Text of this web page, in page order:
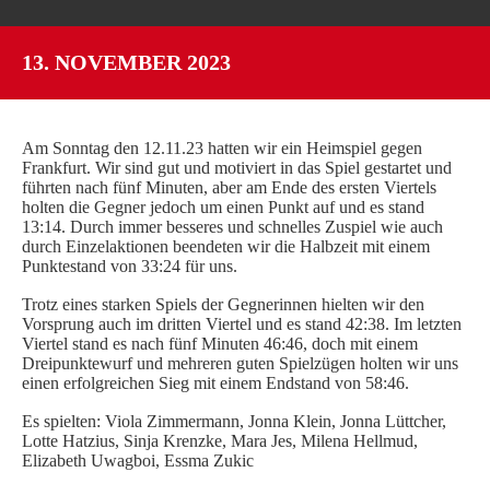
SPIELORGANISATION
SPIELPLÄNE UND ERGEBNISSE
BGDR-INSIDE
TRAINER*INNEN
DER VORSTAND
ORTHOPÄDISCHES TEAM
FÖRDERUNG
BLOG
SHOP
13. NOVEMBER 2023
Am Sonntag den 12.11.23 hatten wir ein Heimspiel gegen
Frankfurt. Wir sind gut und motiviert in das Spiel gestartet und
führten nach fünf Minuten, aber am Ende des ersten Viertels
holten die Gegner jedoch um einen Punkt auf und es stand
13:14. Durch immer besseres und schnelles Zuspiel wie auch
durch Einzelaktionen beendeten wir die Halbzeit mit einem
Punktestand von 33:24 für uns.
Trotz eines starken Spiels der Gegnerinnen hielten wir den
Vorsprung auch im dritten Viertel und es stand 42:38. Im letzten
Viertel stand es nach fünf Minuten 46:46, doch mit einem
Dreipunktewurf und mehreren guten Spielzügen holten wir uns
einen erfolgreichen Sieg mit einem Endstand von 58:46.
Es spielten: Viola Zimmermann, Jonna Klein, Jonna Lüttcher,
Lotte Hatzius, Sinja Krenzke, Mara Jes, Milena Hellmud,
Elizabeth Uwagboi, Essma Zukic